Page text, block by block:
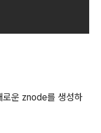
운 znode를 생성하